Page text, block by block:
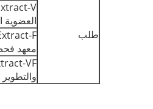
طلب
العضوية
معهد